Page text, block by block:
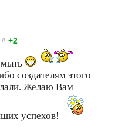
# +2
создателям этого
Желаю Вам
успехов!